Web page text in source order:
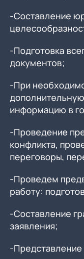
-Составление
-Подготовка
документов;
-При
информацию в
-Проведение
конфликта,
переговоры,
-Проведем
работу:
-Составление
заявления;
-Представление